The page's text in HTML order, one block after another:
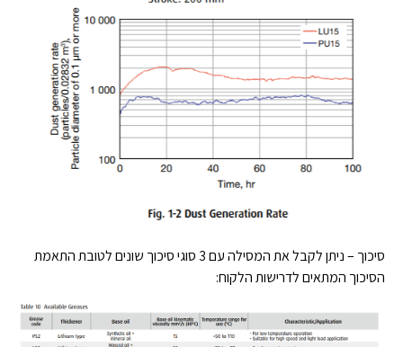
סיכוך – ניתן לקבל את המסילה עם 3 סוגי סיכוך שונים לטובת התאמת
הסיכוך המתאים לדרישות הלקוח: